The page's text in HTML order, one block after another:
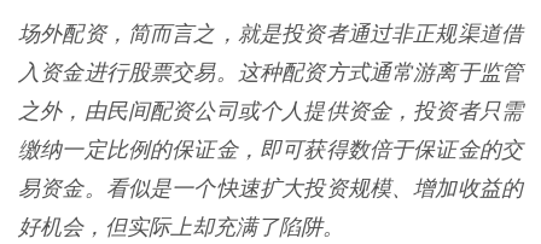
场外配资，简而言之，就是投资者通过非正规渠道借
入资金进行股票交易。这种配资方式通常游离于监管
之外，由民间配资公司或个人提供资金，投资者只需
缴纳一定比例的保证金，即可获得数倍于保证金的交
易资金。看似是一个快速扩大投资规模、增加收益的
好机会，但实际上却充满了陷阱。